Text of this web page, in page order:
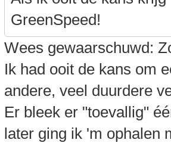
GreenSpeed!
Wees gewaarschuwd:
Ik had ooit de kans om
andere, veel duurdere
Er bleek er "toevallig"
later ging ik 'm ophalen